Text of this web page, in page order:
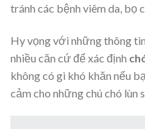
tránh các bệnh viêm da, bọ
Hy vọng với những thông
nhiều căn cứ để xác định
không có gì khó khăn nếu
cảm cho những chú chó lùn